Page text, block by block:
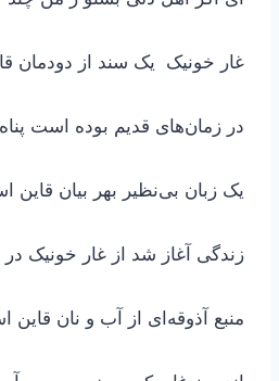
غار خونیک یک سند از دودمان
در زمان‌های قدیم بوده است
یک زبان بی‌نظیر بهر بیان قاین
زندگی آغاز شد از غار خونیک در
منبع آذوقه‌ای از آب و نان قاین